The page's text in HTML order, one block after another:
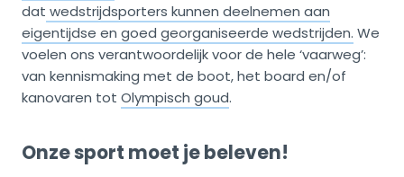
dat wedstrijdsporters kunnen deelnemen aan
eigentijdse en goed georganiseerde wedstrijden. We
voelen ons verantwoordelijk voor de hele ‘vaarweg’:
van kennismaking met de boot, het board en/of
kanovaren tot Olympisch goud.
Onze sport moet je beleven!